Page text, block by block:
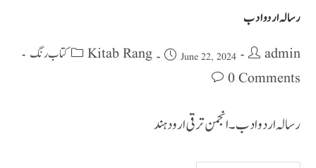
رسالہ اردو ادب
admin
June 22, 2024
Kitab Rang کتاب رنگ
0 Comments
رسالہ اردو ادب ۔ انجمن ترقی ارود ہند